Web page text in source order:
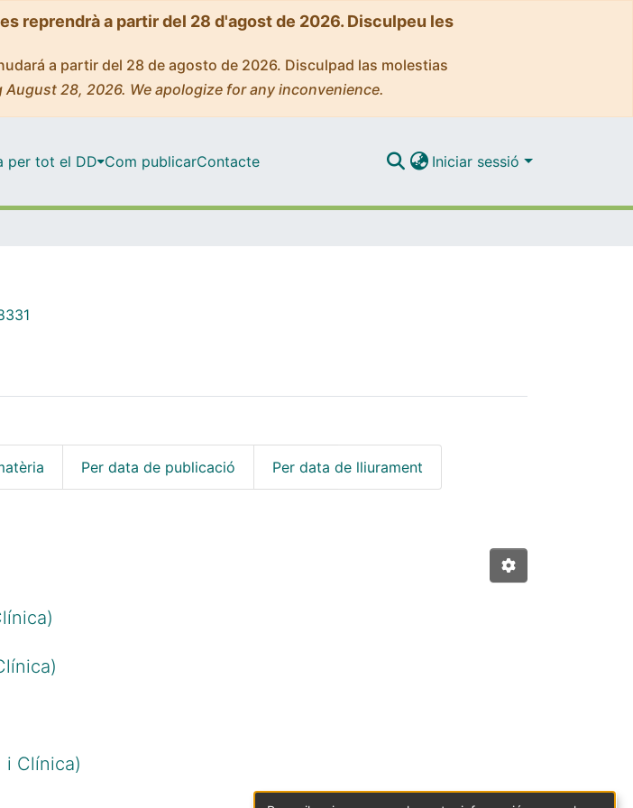
reprendrà a partir del 28 d'agost de 2026. Disculpeu les
a partir del 28 de agosto de 2026. Disculpad las molestias
28, 2026. We apologize for any inconvenience.
per tot el DD Com publicarContacte Iniciar sessió
Per data de publicació Per data de lliurament
i Clínica)